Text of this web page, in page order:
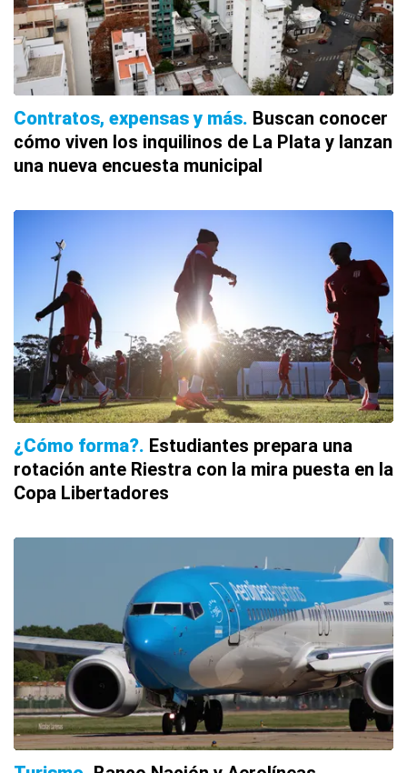
Contratos, expensas y más Buscan conocer
cómo viven los inquilinos de La Plata y lanzan
una nueva encuesta municipal
¿Cómo forma? Estudiantes prepara una
rotación ante Riestra con la mira puesta en la
Copa Libertadores